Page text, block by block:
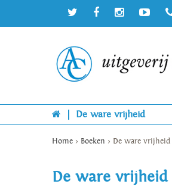
De ware vrijheid
Home > Boeken > De ware vrijheid
De ware vrijheid